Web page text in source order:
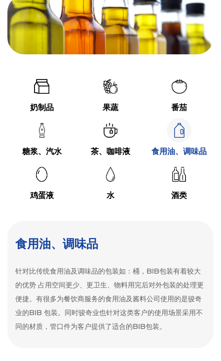
奶制品 果蔬 番茄
糖浆、汽水 茶、咖啡液 食用油、调味品
鸡蛋液 水 酒类
食用油、调味品
针对比传统食用油及调味品的包装如：桶，BIB包装有着较大
的优势 占用空间更少、更卫生、物料用完后对外包装的处理更
便捷。有很多为餐饮商服务的食用油及酱料公司使用的是骏奇
业的BIB 包装。同时骏奇业也针对这类客户的使用场景采用不
同的材质，管口件为客户提供了适合的BIB包装。